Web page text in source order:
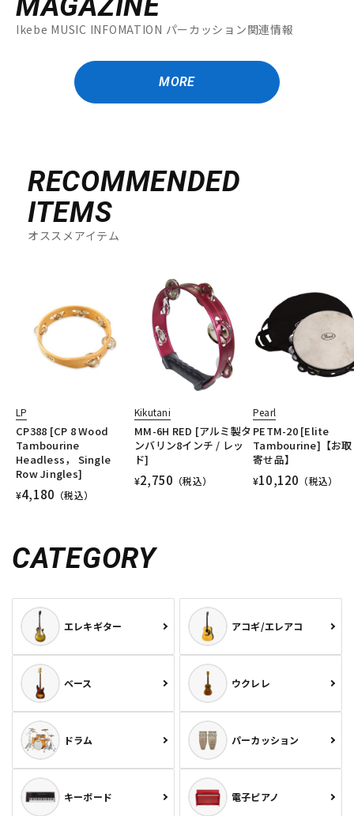
Ikebe MUSIC INFOMATION パーカッション関連情報
MORE
RECOMMENDED
ITEMS
オススメアイテム
LP
CP388 [CP 8 Wood
Tambourine
Headless， Single
Row Jingles]
¥4,180 （税込）
Kikutani
MM-6H RED [アルミ製タ
ンバリン8インチ / レッ
ド]
¥2,750 （税込）
Pearl
PETM-20 [Elite
Tambourine]【お取
寄せ品】
¥10,120 （税込）
CATEGORY
エレキギター アコギ/エレアコ
ベース ウクレレ
ドラム パーカッション
キーボード 電子ピアノ